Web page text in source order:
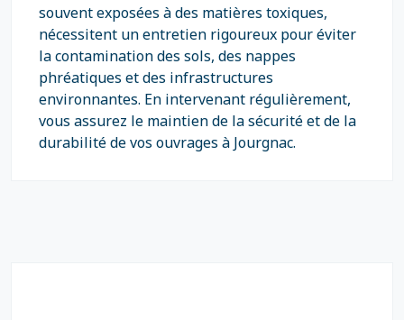
souvent exposées à des matières toxiques,
nécessitent un entretien rigoureux pour éviter
la contamination des sols, des nappes
phréatiques et des infrastructures
environnantes. En intervenant régulièrement,
vous assurez le maintien de la sécurité et de la
durabilité de vos ouvrages à Jourgnac.